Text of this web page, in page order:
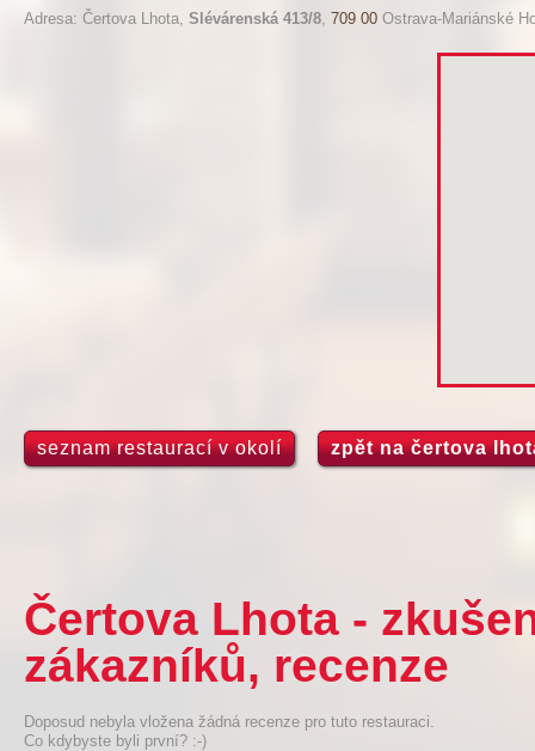
Adresa: Čertova Lhota, Slévárenská 413/8, 709 00 Ostrava-Mariánské
seznam restaurací v okolí zpět na čertova
Čertova Lhota -
zákazníků, recenze
Doposud nebyla vložena žádná recenze pro tuto restauraci.
Co kdybyste byli první? :-)